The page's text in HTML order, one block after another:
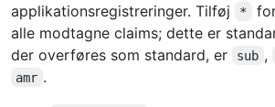
applikationsregistreringer. Tilføj
*
alle modtagne claims; dette er
der overføres som standard, er
sub ,
amr .